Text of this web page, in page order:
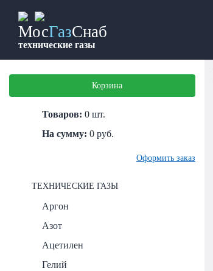
МосГазСнаб
технические газы
Корзина
Товаров: 0 шт.
На сумму: 0 руб.
Оформить заказ
ТЕХНИЧЕСКИЕ ГАЗЫ
Аргон
Азот
Ацетилен
Гелий